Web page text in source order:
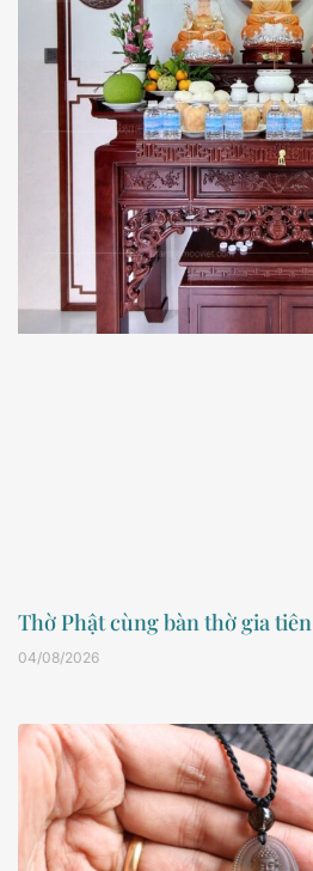
Thờ Phật cùng bàn thờ gia tiên
04/08/2026